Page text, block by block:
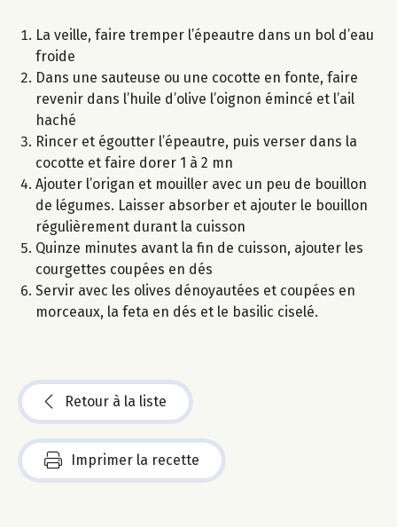
La veille, faire tremper l’épeautre dans un bol d’eau
froide
Dans une sauteuse ou une cocotte en fonte, faire
revenir dans l’huile d’olive l’oignon émincé et l’ail
haché
Rincer et égoutter l’épeautre, puis verser dans la
cocotte et faire dorer 1 à 2 mn
Ajouter l’origan et mouiller avec un peu de bouillon
de légumes. Laisser absorber et ajouter le bouillon
régulièrement durant la cuisson
Quinze minutes avant la fin de cuisson, ajouter les
courgettes coupées en dés
Servir avec les olives dénoyautées et coupées en
morceaux, la feta en dés et le basilic ciselé.
Retour à la liste
Imprimer la recette